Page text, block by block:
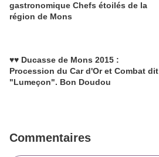
gastronomique Chefs étoilés de la
région de Mons
♥♥ Ducasse de Mons 2015 :
Procession du Car d'Or et Combat dit
"Lumeçon". Bon Doudou
Commentaires